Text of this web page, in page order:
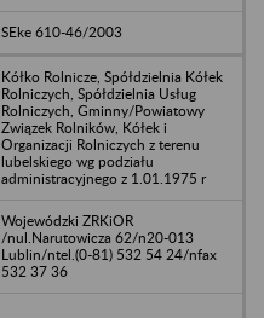
SEke 610-46/2003
Kółko Rolnicze, Spółdzielnia Kółek
Rolniczych, Spółdzielnia Usług
Rolniczych, Gminny/Powiatowy
Związek Rolników, Kółek i
Organizacji Rolniczych z terenu
lubelskiego wg podziału
administracyjnego z 1.01.1975 r
Wojewódzki ZRKiOR
/nul.Narutowicza 62/n20-013
Lublin/ntel.(0-81) 532 54 24/nfax
532 37 36